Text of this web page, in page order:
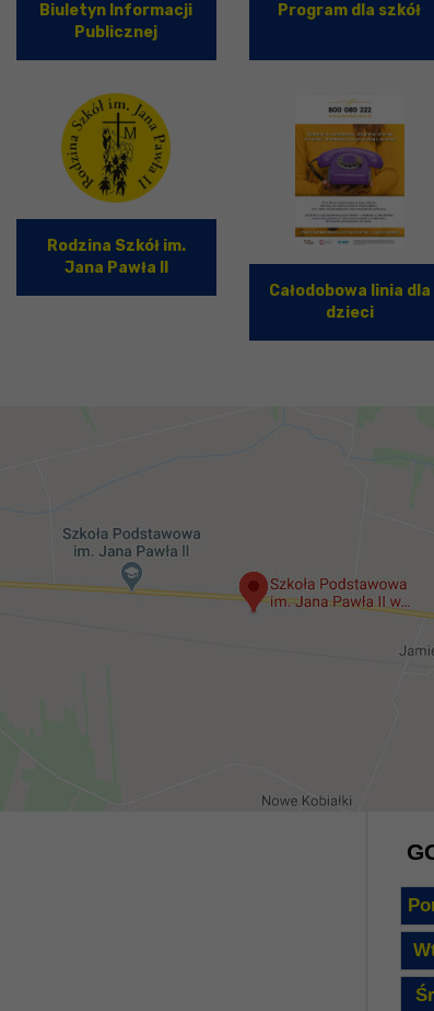
Biuletyn Informacji
Publicznej
Program dla szkół
Rodzina Szkół im.
Jana Pawła II
Całodobowa linia dla
dzieci
Śr